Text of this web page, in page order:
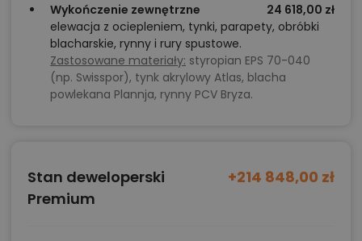
Wykończenie zewnętrzne
24 618,00 zł
elewacja z ociepleniem, tynki, parapety, obróbki
blacharskie, rynny i rury spustowe.
Zastosowane materiały: styropian EPS 70-040
(np. Swisspor), tynk akrylowy Atlas, blacha
powlekana Plannja, rynny PCV Bryza.
Stan deweloperski
Premium
+214 848,00 zł